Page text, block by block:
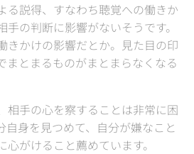
る説得、すなわち聴覚への働きか
の判断に影響がないそうです。
きかけの影響だとか。見た目の印
まとまるものがまとまらなくなる
相手の心を察することは非常に困
自身を見つめて、自分が嫌なこと
がけること薦めています。